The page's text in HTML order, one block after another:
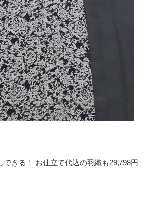
きる！ お仕立て代込の羽織も29,798円